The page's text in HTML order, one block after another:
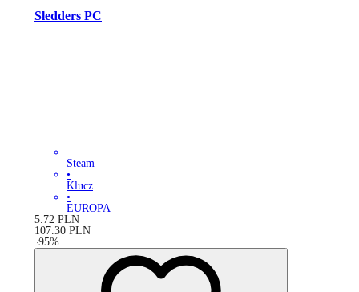
Sledders PC
Steam
•
Klucz
•
EUROPA
5.72 PLN
107.30 PLN
-95%